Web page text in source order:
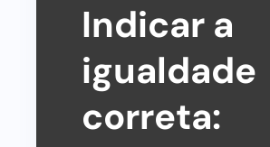
Indicar a
igualdade
correta: